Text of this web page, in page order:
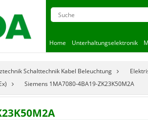
Home Unterhaltungselektronik
Schalttechnik Kabel Beleuchtung
Siemens 1MA7080-4BA19-ZK23K50M2A